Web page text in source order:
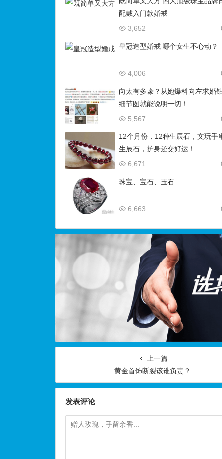
配戴入门款婚戒
3,652
皇冠造型婚戒 哪个女生不心动？
4,006
向太有多壕？从她爆料向左求婚
细节图就能说明一切！
5,567
12个月份，12种生辰石，文玩手
生辰石，护身还交好运！
6,671
珠宝、宝石、玉石
6,663
上一篇
黄金首饰断裂该谁负责？
发表评论